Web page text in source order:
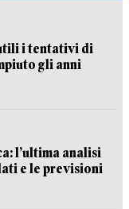
i tentativi di
gli anni
l’ultima analisi
e le previsioni